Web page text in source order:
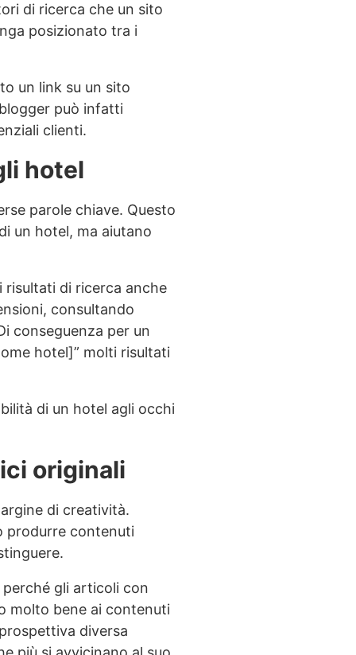
di ricerca che un sito
posizionato tra i
un link su un sito
può infatti
clienti.
hotel
parole chiave. Questo
un hotel, ma aiutano
risultati di ricerca anche
consultando
conseguenza per un
hotel]” molti risultati
di un hotel agli occhi
originali
di creatività.
produrre contenuti
gli articoli con
molto bene ai contenuti
diversa